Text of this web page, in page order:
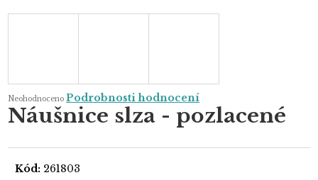
Průměrné
hodnocení
produktu
je
5
Neohodnoceno Podrobnosti hodnocení
Náušnice slza - pozlacené
Kód: 261803